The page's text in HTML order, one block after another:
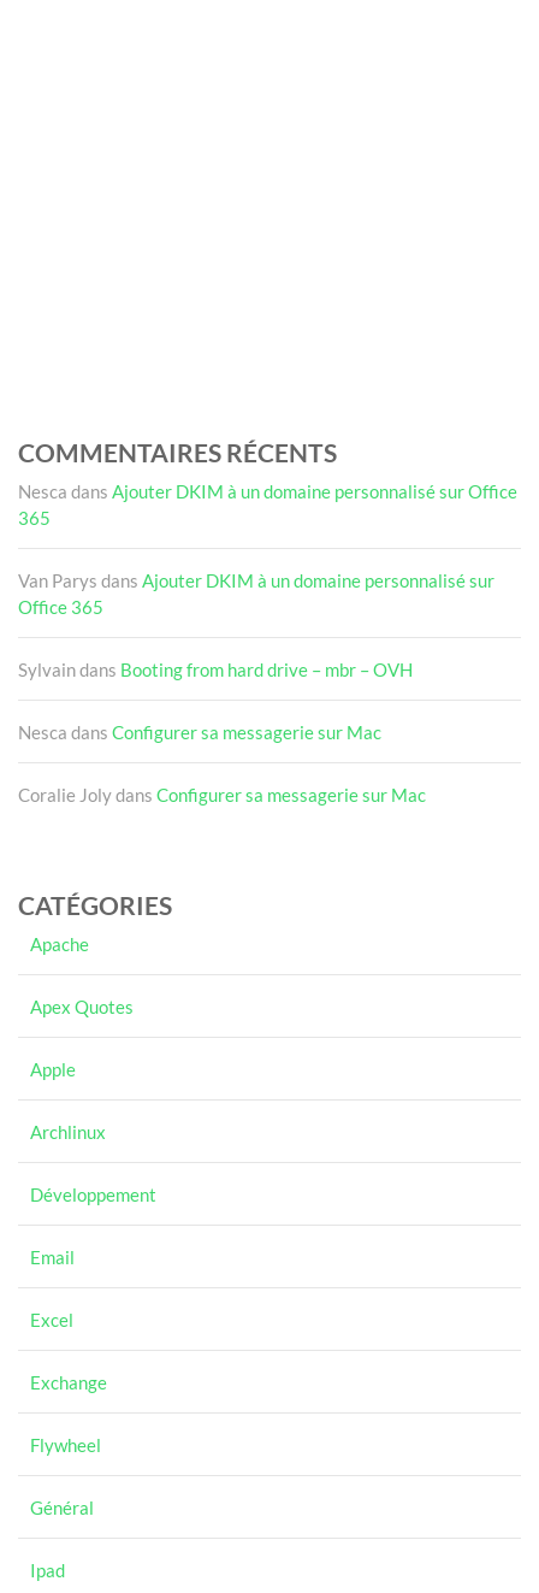
COMMENTAIRES RÉCENTS
Nesca dans Ajouter DKIM à un domaine personnalisé sur Office
365
Van Parys dans Ajouter DKIM à un domaine personnalisé sur
Office 365
Sylvaindans Booting from hard drive – mbr – OVH
Nesca dans Configurer sa messagerie sur Mac
Coralie Jolydans Configurer sa messagerie sur Mac
CATÉGORIES
Apache
Apex Quotes
Apple
Archlinux
Développement
Email
Excel
Exchange
Flywheel
Général
Ipad